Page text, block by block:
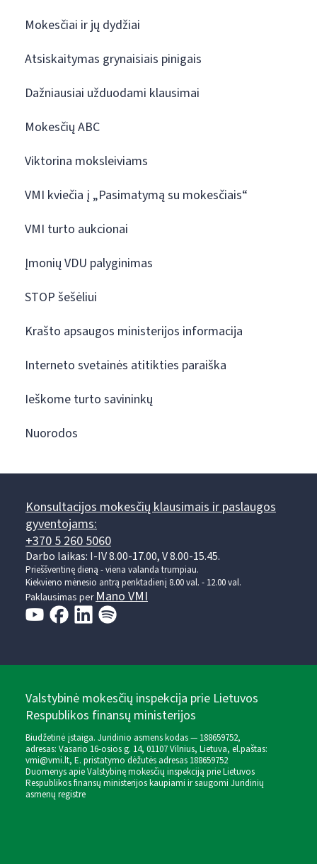
Mokesčiai ir jų dydžiai
Atsiskaitymas grynaisiais pinigais
Dažniausiai užduodami klausimai
Mokesčių ABC
Viktorina moksleiviams
VMI kviečia į „Pasimatymą su mokesčiais“
VMI turto aukcionai
Įmonių VDU palyginimas
STOP šešėliui
Krašto apsaugos ministerijos informacija
Interneto svetainės atitikties paraiška
Ieškome turto savininkų
Nuorodos
Konsultacijos mokesčių klausimais ir paslaugos
gyventojams:
+370 5 260 5060
Darbo laikas: I-IV 8.00-17.00, V 8.00-15.45.
Prieššventinę dieną - viena valanda trumpiau.
Kiekvieno mėnesio antrą penktadienį 8.00 val. - 12.00 val.
Paklausimas perMano VMI
Valstybinė mokesčių inspekcija prie Lietuvos
Respublikos finansų ministerijos
Biudžetinė įstaiga. Juridinio asmens kodas — 188659752,
adresas: Vasario 16-osios g. 14, 01107 Vilnius, Lietuva, el.paštas:
vmi@vmi.lt, E. pristatymo dėžutės adresas 188659752
Duomenys apie Valstybinę mokesčių inspekciją prie Lietuvos
Respublikos finansų ministerijos kaupiami ir saugomi Juridinių
asmenų registre